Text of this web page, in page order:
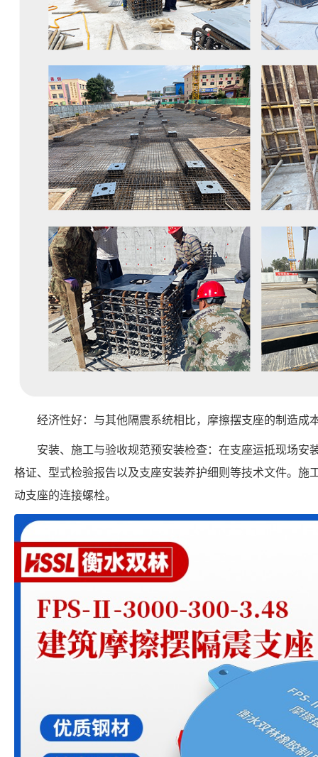
经济性好：与其他隔震系统相比，摩擦摆支座的制造成
安装、施工与验收规范预安装检查：在支座运抵现场安
格证、型式检验报告以及支座安装养护细则等技术文件。施
动支座的连接螺栓。